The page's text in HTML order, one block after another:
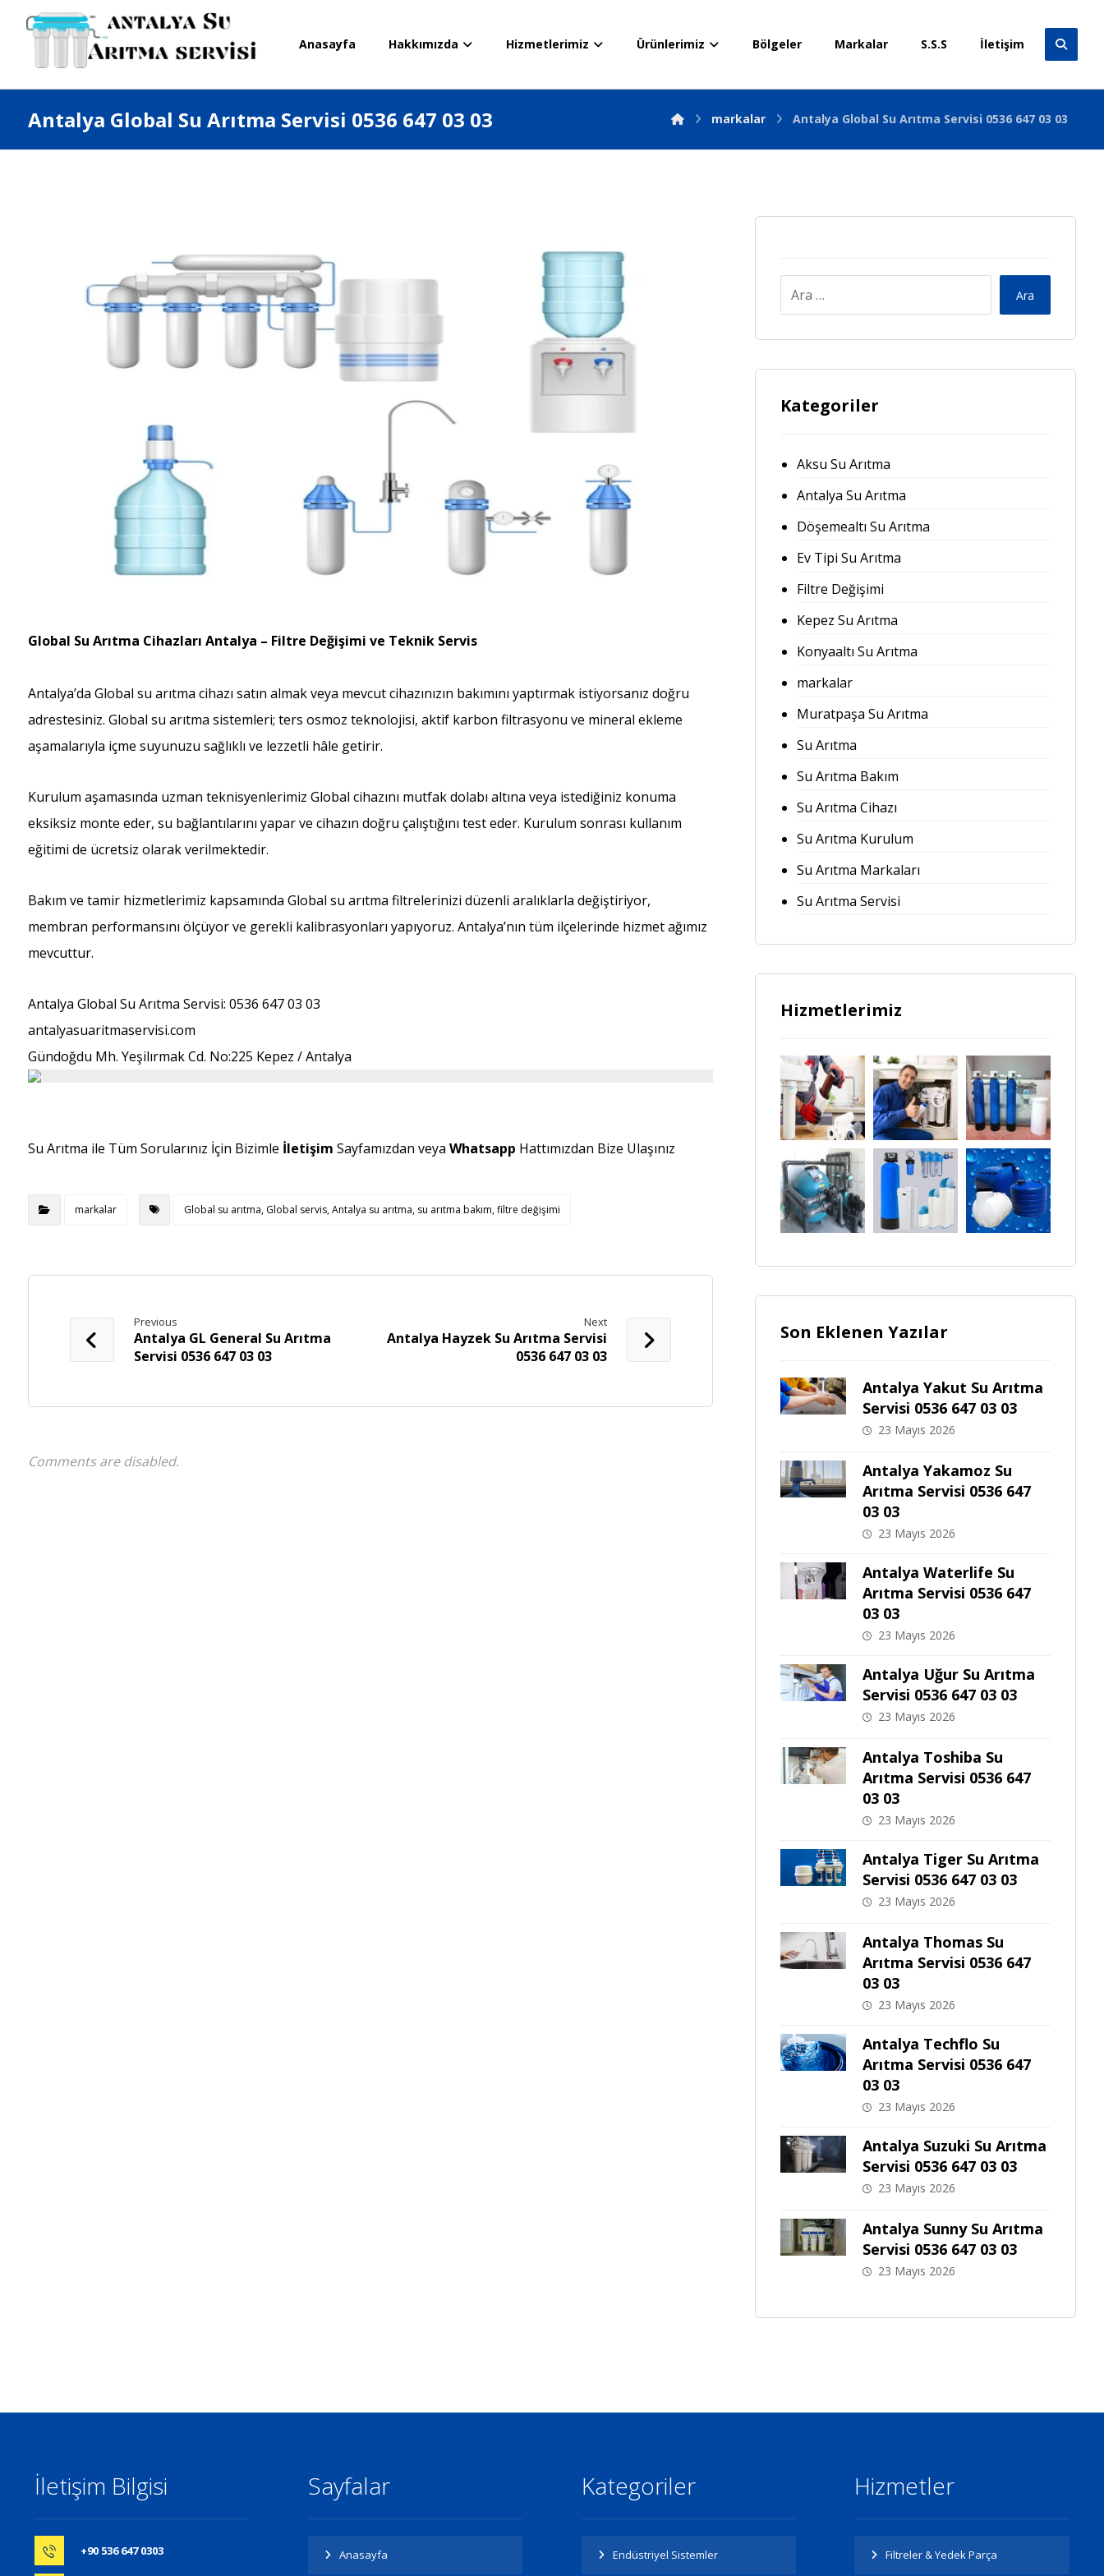
Anasayfa Hakkımızda Hizmetlerimiz Ürünlerimiz Bölgeler Markalar S.S.S İletişim
Antalya Global Su Arıtma Servisi 0536 647 03 03 markalar Antalya Global Su Arıtma Servisi 0536 647 03 03
Global Su Arıtma Cihazları Antalya – Filtre Değişimi ve Teknik Servis
Antalya’da Global su arıtma cihazı satın almak veya mevcut cihazınızın bakımını yaptırmak istiyorsanız doğru
adrestesiniz. Global su arıtma sistemleri; ters osmoz teknolojisi, aktif karbon filtrasyonu ve mineral ekleme
aşamalarıyla içme suyunuzu sağlıklı ve lezzetli hâle getirir.
Kurulum aşamasında uzman teknisyenlerimiz Global cihazını mutfak dolabı altına veya istediğiniz konuma
eksiksiz monte eder, su bağlantılarını yapar ve cihazın doğru çalıştığını test eder. Kurulum sonrası kullanım
eğitimi de ücretsiz olarak verilmektedir.
Bakım ve tamir hizmetlerimiz kapsamında Global su arıtma filtrelerinizi düzenli aralıklarla değiştiriyor,
membran performansını ölçüyor ve gerekli kalibrasyonları yapıyoruz. Antalya’nın tüm ilçelerinde hizmet ağımız
mevcuttur.
Antalya Global Su Arıtma Servisi: 0536 647 03 03
antalyasuaritmaservisi.com
Gündoğdu Mh. Yeşilırmak Cd. No:225 Kepez / Antalya
Su Arıtma ile Tüm Sorularınız İçin Bizimle İletişim Sayfamızdan veya Whatsapp Hattımızdan Bize Ulaşınız
markalar Global su arıtma, Global servis, Antalya su arıtma, su arıtma bakım, filtre değişimi
Previous
Antalya GL General Su Arıtma
Servisi 0536 647 03 03
Next
Antalya Hayzek Su Arıtma Servisi
0536 647 03 03
Comments are disabled.
Ara
Kategoriler
Aksu Su Arıtma
Antalya Su Arıtma
Döşemealtı Su Arıtma
Ev Tipi Su Arıtma
Filtre Değişimi
Kepez Su Arıtma
Konyaaltı Su Arıtma
markalar
Muratpaşa Su Arıtma
Su Arıtma
Su Arıtma Bakım
Su Arıtma Cihazı
Su Arıtma Kurulum
Su Arıtma Markaları
Su Arıtma Servisi
Hizmetlerimiz
Son Eklenen Yazılar
Antalya Yakut Su Arıtma
Servisi 0536 647 03 03
23 Mayıs 2026
Antalya Yakamoz Su
Arıtma Servisi 0536 647
03 03
23 Mayıs 2026
Antalya Waterlife Su
Arıtma Servisi 0536 647
03 03
23 Mayıs 2026
Antalya Uğur Su Arıtma
Servisi 0536 647 03 03
23 Mayıs 2026
Antalya Toshiba Su
Arıtma Servisi 0536 647
03 03
23 Mayıs 2026
Antalya Tiger Su Arıtma
Servisi 0536 647 03 03
23 Mayıs 2026
Antalya Thomas Su
Arıtma Servisi 0536 647
03 03
23 Mayıs 2026
Antalya Techflo Su
Arıtma Servisi 0536 647
03 03
23 Mayıs 2026
Antalya Suzuki Su Arıtma
Servisi 0536 647 03 03
23 Mayıs 2026
Antalya Sunny Su Arıtma
Servisi 0536 647 03 03
23 Mayıs 2026
İletişim Bilgisi
+90 536 647 0303
Sayfalar
Anasayfa
Kategoriler
Endüstriyel Sistemler
Hizmetler
Filtreler & Yedek Parça